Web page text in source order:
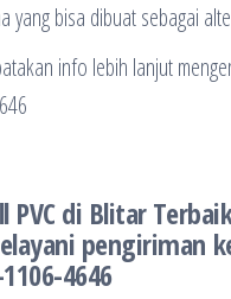
yang bisa dibuat sebagai
info lebih lanjut
PVC di Blitar
pengiriman
4646